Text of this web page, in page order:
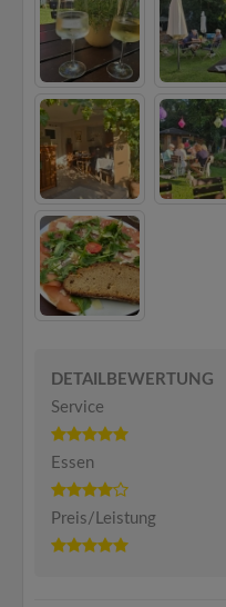
DETAILBEWERTUNG
Service
Essen
Preis/Leistung